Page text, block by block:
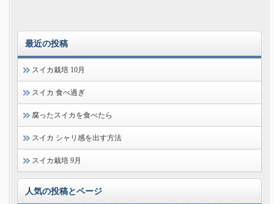
最近の投稿
スイカ栽培 10月
スイカ 食べ過ぎ
腐ったスイカを食べたら
スイカ シャリ感を出す方法
スイカ栽培 9月
人気の投稿とページ